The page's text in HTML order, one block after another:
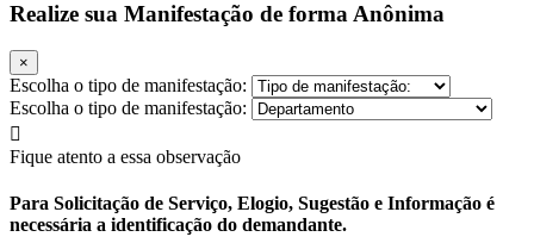
Realize sua Manifestação de forma Anônima
×
Escolha o tipo de manifestação:
Escolha o tipo de manifestação:
Fique atento a essa observação
Para Solicitação de Serviço, Elogio, Sugestão e Informação é
necessária a identificação do demandante.